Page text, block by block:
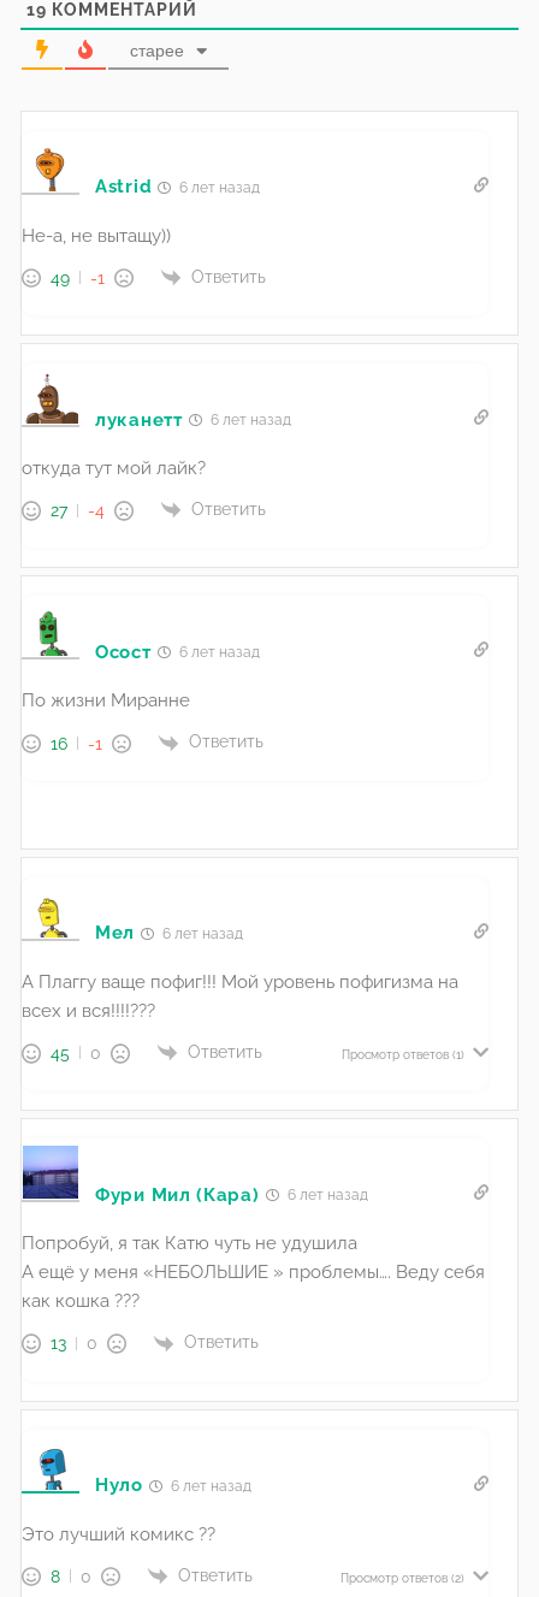
19 КОММЕНТАРИЙ
старее
Astrid 6 лет назад
Не-а, не вытащу))
49 -1 Ответить
луканетт 6 лет назад
откуда тут мой лайк?
27 -4 Ответить
Осост 6 лет назад
По жизни Миранне
16 -1 Ответить
Мел 6 лет назад
А Плаггу ваще пофиг!!! Мой уровень пофигизма на
всех и вся!!!!???
45 0 Ответить Просмотр ответов (1)
Фури Мил (Кара) 6 лет назад
Попробуй, я так Катю чуть не удушила
А ещё у меня «НЕБОЛЬШИЕ » проблемы…. Веду себя
как кошка ???
13 0 Ответить
Нуло 6 лет назад
Это лучший комикс ??
8 0 Ответить Просмотр ответов (2)